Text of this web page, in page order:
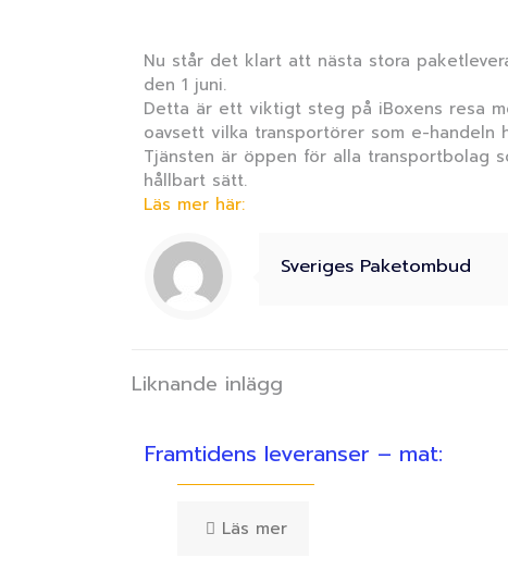
Nu står det klart att nästa stora
den 1 juni.
Detta är ett viktigt steg på iBoxens resa
oavsett vilka transportörer som e-handeln
Tjänsten är öppen för alla transportbolag
hållbart sätt.
Läs mer här:
Sveriges Paketombud
Liknande inlägg
Framtidens leveranser – mat:
Läs mer